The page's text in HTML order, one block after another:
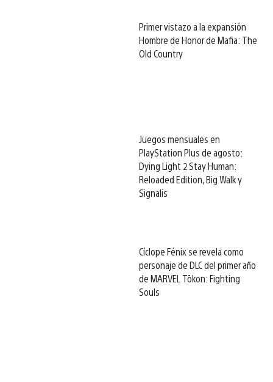
Primer vistazo a la expansión
Hombre de Honor de Mafia: The
Old Country
Juegos mensuales en
PlayStation Plus de agosto:
Dying Light 2 Stay Human:
Reloaded Edition, Big Walk y
Signalis
Cíclope Fénix se revela como
personaje de DLC del primer año
de MARVEL Tōkon: Fighting
Souls